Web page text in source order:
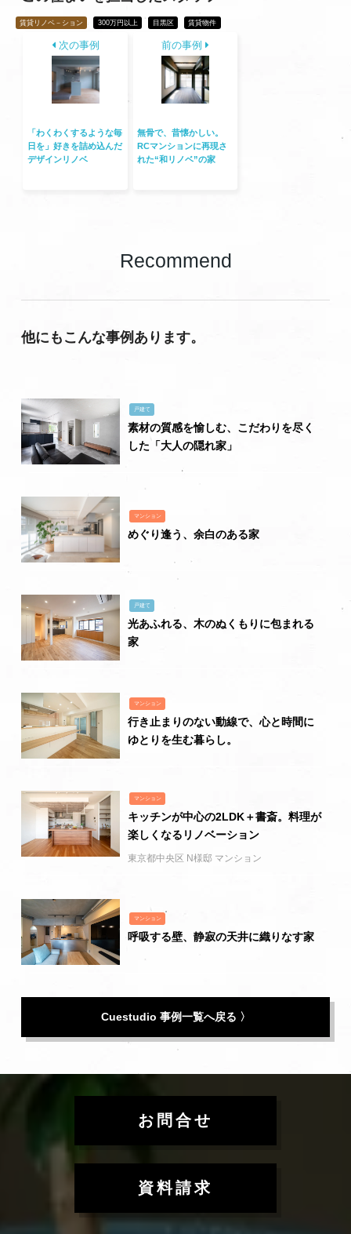
賃貸リノベ－ション 300万円以上 目黒区 賃貸物件
次の事例
「わくわくするような毎
日を」好きを詰め込んだ
デザインリノベ
前の事例
無骨で、昔懐かしい。
RCマンションに再現さ
れた“和リノベ”の家
Recommend
他にもこんな事例あります。
戸建て
素材の質感を愉しむ、こだわりを尽く
した「大人の隠れ家」
マンション
めぐり逢う、余白のある家
戸建て
光あふれる、木のぬくもりに包まれる
家
マンション
行き止まりのない動線で、心と時間に
ゆとりを生む暮らし。
マンション
キッチンが中心の2LDK＋書斎。料理が
楽しくなるリノベーション
東京都中央区 N様邸 マンション
マンション
呼吸する壁、静寂の天井に織りなす家
Cuestudio 事例一覧へ戻る 〉
お問合せ
資料請求